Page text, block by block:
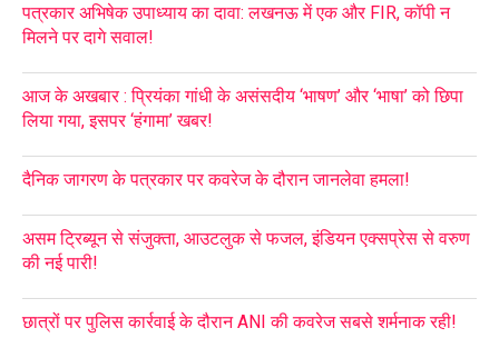
पत्रकार अभिषेक उपाध्याय का दावा: लखनऊ में एक और FIR, कॉपी न
मिलने पर दागे सवाल!
आज के अखबार : प्रियंका गांधी के असंसदीय ‘भाषण’ और ‘भाषा’ को छिपा
लिया गया, इसपर ‘हंगामा’ खबर!
दैनिक जागरण के पत्रकार पर कवरेज के दौरान जानलेवा हमला!
असम ट्रिब्यून से संजुक्ता, आउटलुक से फजल, इंडियन एक्सप्रेस से वरुण
की नई पारी!
छात्रों पर पुलिस कार्रवाई के दौरान ANI की कवरेज सबसे शर्मनाक रही!